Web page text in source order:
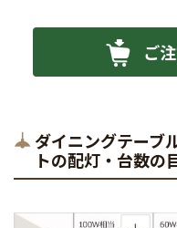
ご
ダイニングテーブ
トの配灯・台数の